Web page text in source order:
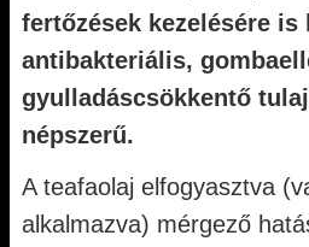
fertőzések kezelésére is
antibakteriális,
gyulladáscsökkentő
népszerű.
A teafaolaj elfogyasztva
alkalmazva) mérgező